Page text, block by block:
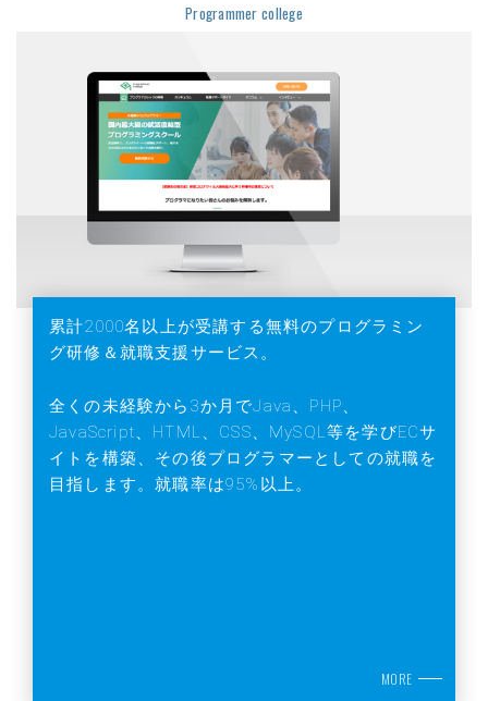
Programmer college
累計2000名以上が受講する無料のプログラミン
グ研修＆就職支援サービス。
全くの未経験から3か月でJava、PHP、
JavaScript、HTML、CSS、MySQL等を学びECサ
イトを構築、その後プログラマーとしての就職を
目指します。就職率は95%以上。
MORE